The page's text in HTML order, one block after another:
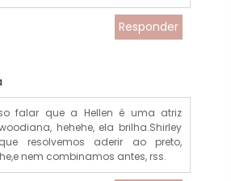
Responder
falar que a Hellen é uma atriz
hehehe, ela brilha.Shirley
resolvemos aderir ao preto,
nem combinamos antes, rss.